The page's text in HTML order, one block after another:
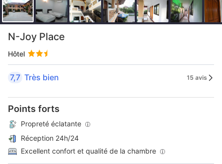
N-Joy Place
Hôtel
7,7 Très bien 15 avis
Points forts
Propreté éclatante
Réception 24h/24
Excellent confort et qualité de la chambre